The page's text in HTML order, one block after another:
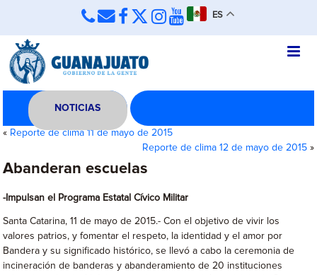
ES
NOTICIAS
« Reporte de clima 11 de mayo de 2015
Reporte de clima 12 de mayo de 2015»
Abanderan escuelas
-Impulsan el Programa Estatal Cívico Militar
Santa Catarina, 11 de mayo de 2015.- Con el objetivo de vivir los
valores patrios, y fomentar el respeto, la identidad y el amor por
Bandera y su significado histórico, se llevó a cabo la ceremonia de
incineración de banderas y abanderamiento de 20 instituciones